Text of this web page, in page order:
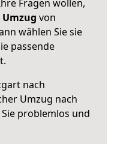
Fragen wollen,
von
wählen Sie sie
passende
nach
Umzug nach
problemlos und